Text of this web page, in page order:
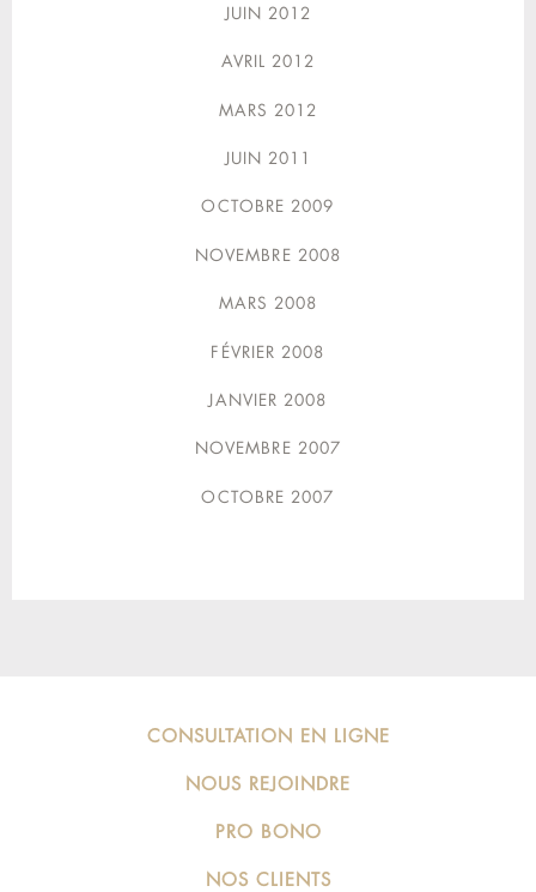
JUIN 2012
AVRIL 2012
MARS 2012
JUIN 2011
OCTOBRE 2009
NOVEMBRE 2008
MARS 2008
FÉVRIER 2008
JANVIER 2008
NOVEMBRE 2007
OCTOBRE 2007
CONSULTATION EN LIGNE
NOUS REJOINDRE
PRO BONO
NOS CLIENTS